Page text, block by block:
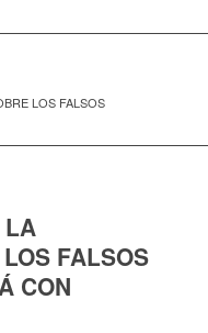
LOS FALSOS
LA
FALSOS
CON